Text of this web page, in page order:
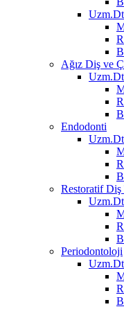
Ağız Diş ve
Endodonti
Restoratif Diş
Periodontoloji